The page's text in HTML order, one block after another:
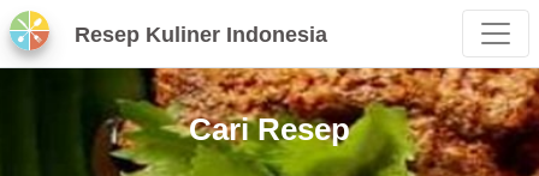
Resep Kuliner Indonesia
Cari Resep